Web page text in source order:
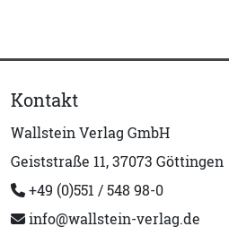
Kontakt
Wallstein Verlag GmbH
Geiststraße 11, 37073 Göttingen
+49 (0)551 / 548 98-0
info@wallstein-verlag.de